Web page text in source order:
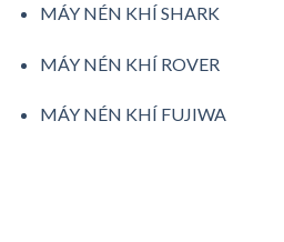
MÁY NÉN KHÍ SHARK
MÁY NÉN KHÍ ROVER
MÁY NÉN KHÍ FUJIWA